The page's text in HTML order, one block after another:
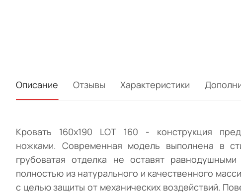
Описание Отзывы Характеристики
Кровать 160х190 LOT 160 - конструкция
ножками. Современная модель выполнена в
грубоватая отделка не оставят
полностью из натурального и качественного
с целью защиты от механических воздействий.